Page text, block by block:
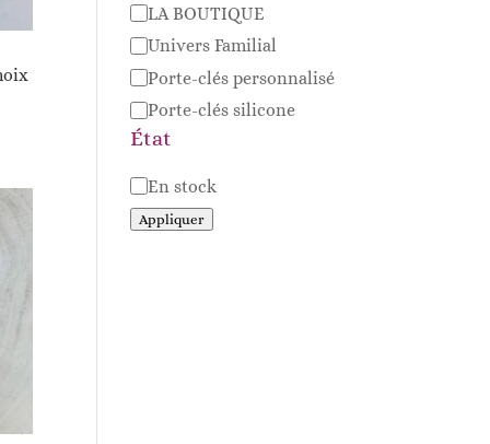
Catégorie
LA BOUTIQUE
Univers Familial
Porte-clés personnalisé
Porte-clés silicone
État
Disponibilité
En stock
Appliquer